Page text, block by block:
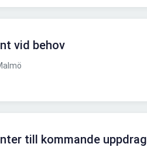
vid behov
till kommande uppdrag